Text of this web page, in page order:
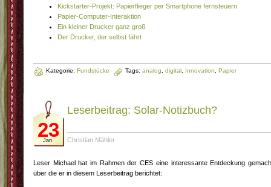
Kickstarter-Projekt: Papierflieger per Smartphone fernsteuern
Papier-Computer-Interaktion
Ein kleiner Drucker ganz groß
Der Drucker, der selbst fährt
Kategorie: Fundstücke Tags: analog digital Innovation Papier
23
Jan.
Leserbeitrag: Solar-Notizbuch?
Christian Mähler
Leser Michael hat im Rahmen der CES eine interessante Entdeckung
über die er in diesem Leserbeitrag berichtet: